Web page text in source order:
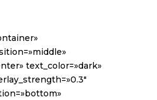
text_color=»dark»